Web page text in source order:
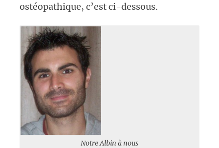
ostéopathique, c’est ci-dessous.
Notre Albin à nous